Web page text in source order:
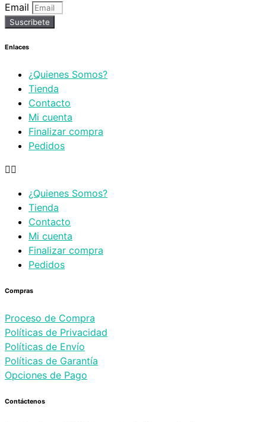
Email
Suscribete
Enlaces
¿Quienes Somos?
Tienda
Contacto
Mi cuenta
Finalizar compra
Pedidos
¿Quienes Somos?
Tienda
Contacto
Mi cuenta
Finalizar compra
Pedidos
Compras
Proceso de Compra
Políticas de Privacidad
Políticas de Envío
Políticas de Garantía
Opciones de Pago
Contáctenos